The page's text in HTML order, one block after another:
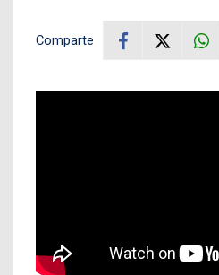
Comparte